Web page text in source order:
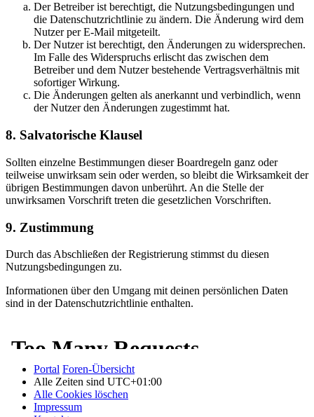
Der Betreiber ist berechtigt, die Nutzungsbedingungen und
die Datenschutzrichtlinie zu ändern. Die Änderung wird dem
Nutzer per E-Mail mitgeteilt.
Der Nutzer ist berechtigt, den Änderungen zu widersprechen.
Im Falle des Widerspruchs erlischt das zwischen dem
Betreiber und dem Nutzer bestehende Vertragsverhältnis mit
sofortiger Wirkung.
Die Änderungen gelten als anerkannt und verbindlich, wenn
der Nutzer den Änderungen zugestimmt hat.
8. Salvatorische Klausel
Sollten einzelne Bestimmungen dieser Boardregeln ganz oder
teilweise unwirksam sein oder werden, so bleibt die Wirksamkeit der
übrigen Bestimmungen davon unberührt. An die Stelle der
unwirksamen Vorschrift treten die gesetzlichen Vorschriften.
9. Zustimmung
Durch das Abschließen der Registrierung stimmst du diesen
Nutzungsbedingungen zu.
Informationen über den Umgang mit deinen persönlichen Daten
sind in der Datenschutzrichtlinie enthalten.
Portal Foren-Übersicht
Alle Zeiten sind UTC+01:00
Alle Cookies löschen
Impressum